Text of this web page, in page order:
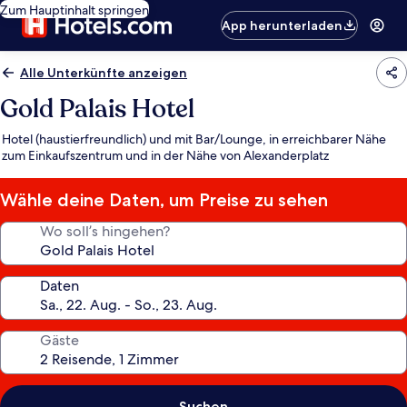
Zum Hauptinhalt springen
App herunterladen
Alle Unterkünfte anzeigen
Gold Palais Hotel
Hotel (haustierfreundlich) und mit Bar/Lounge, in erreichbarer Nähe
zum Einkaufszentrum und in der Nähe von Alexanderplatz
Wähle deine Daten, um Preise zu sehen
Wo soll’s hingehen?
Daten
Gäste